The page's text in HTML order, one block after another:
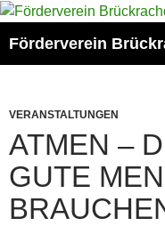
Zum
springen
Förderverein
VERANSTALTUNGEN
ATMEN –
GUTE